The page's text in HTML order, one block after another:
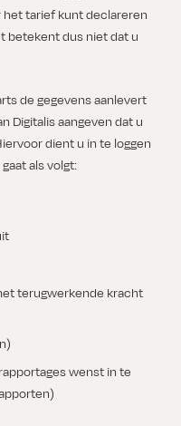
tarief kunt declareren
betekent dus niet dat u
de gegevens aanlevert
Digitalis aangeven dat u
dient u in te loggen
als volgt:
terugwerkende kracht
wenst in te